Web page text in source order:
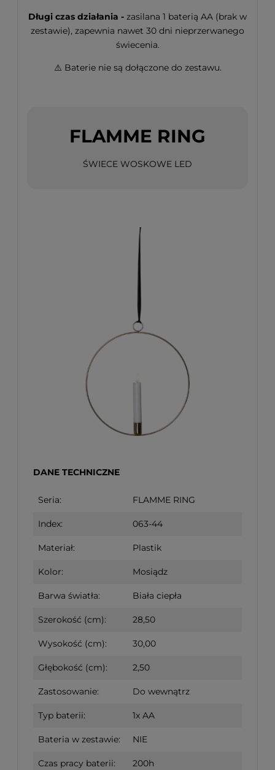
Długi czas działania - zasilana 1 baterią AA (brak w
zestawie), zapewnia nawet 30 dni nieprzerwanego
świecenia.
⚠️ Baterie nie są dołączone do zestawu.
FLAMME RING
ŚWIECE WOSKOWE LED
DANE TECHNICZNE
Seria: FLAMME RING
Index: 063-44
Materiał: Plastik
Kolor: Mosiądz
Barwa światła: Biała ciepła
Szerokość (cm): 28,50
Wysokość (cm): 30,00
Głębokość (cm): 2,50
Zastosowanie: Do wewnątrz
Typ baterii: 1x AA
Bateria w zestawie: NIE
Czas pracy baterii: 200h